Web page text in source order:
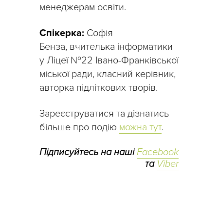
менеджерам освіти.
Спікерка: Софія
Бенза, вчителька інформатики
у Ліцеї №22 Івано-Франківської
міської ради, класний керівник,
авторка підліткових творів.
Зареєструватися та дізнатись
більше про подію можна тут.
Підписуйтесь на нашіFacebook
та Viber